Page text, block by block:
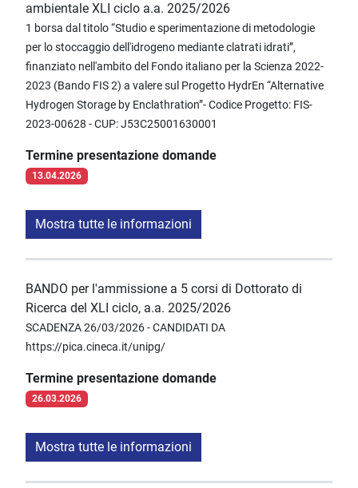
ambientale XLI ciclo a.a. 2025/2026
1 borsa dal titolo “Studio e sperimentazione di metodologie
per lo stoccaggio dell'idrogeno mediante clatrati idrati”,
finanziato nell'ambito del Fondo italiano per la Scienza 2022-
2023 (Bando FIS 2) a valere sul Progetto HydrEn “Alternative
Hydrogen Storage by Enclathration”- Codice Progetto: FIS-
2023-00628 - CUP: J53C25001630001
Termine presentazione domande
13.04.2026
Mostra tutte le informazioni
BANDO per l'ammissione a 5 corsi di Dottorato di
Ricerca del XLI ciclo, a.a. 2025/2026
SCADENZA 26/03/2026 - CANDIDATI DA
https://pica.cineca.it/unipg/
Termine presentazione domande
26.03.2026
Mostra tutte le informazioni